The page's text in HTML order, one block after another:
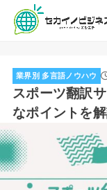
業界別 多言語ノウハウ
スポーツ翻訳
なポイントを